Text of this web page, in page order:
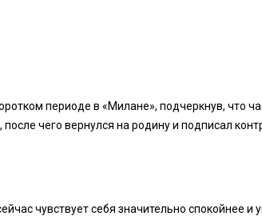
периоде в «Милане», подчеркнув, что
чего вернулся на родину и подписал
чувствует себя значительно спокойнее и